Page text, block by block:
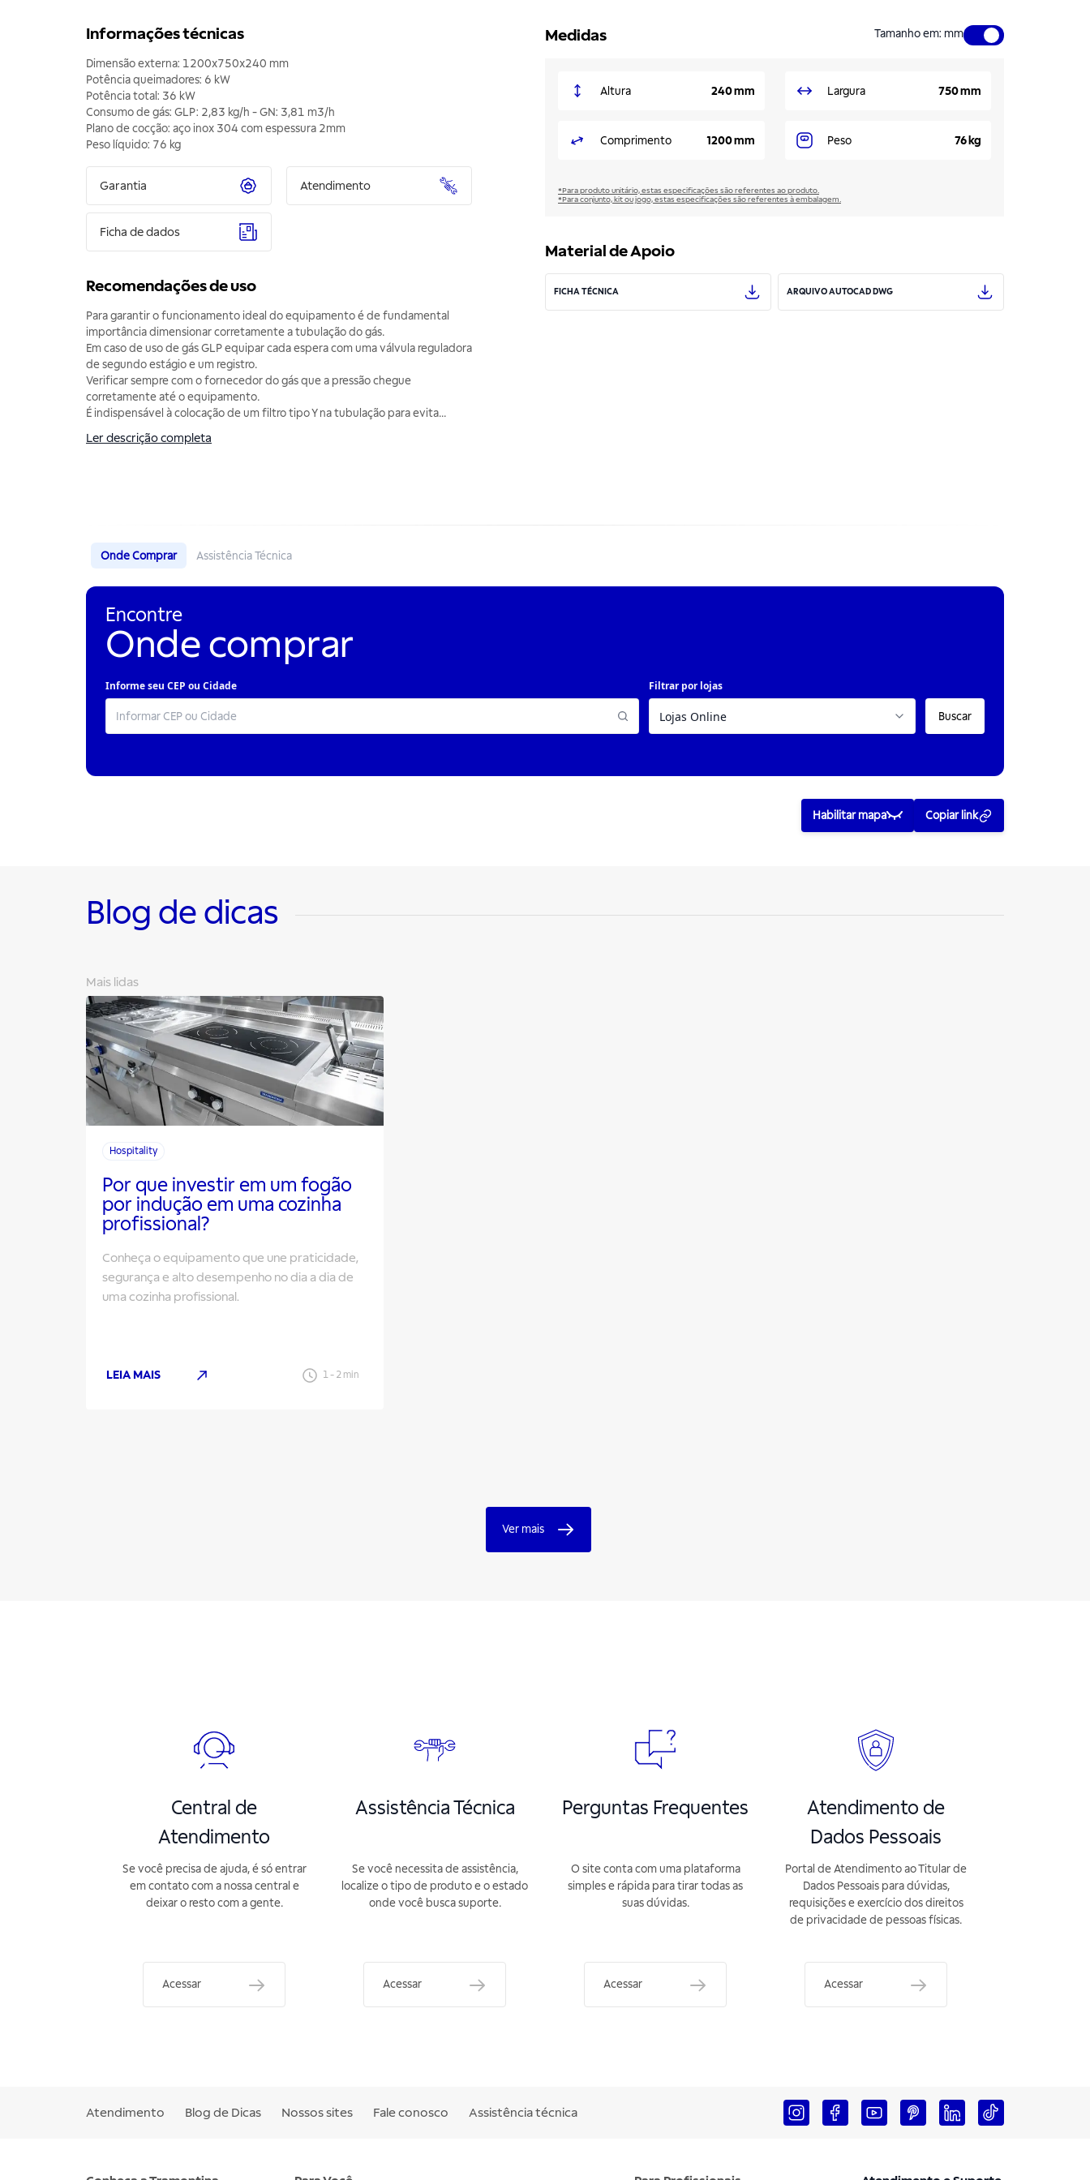
Informações técnicas
Dimensão externa: 1200x750x240 mm
Potência queimadores: 6 kW
Potência total: 36 kW
Consumo de gás: GLP: 2,83 kg/h - GN: 3,81 m3/h
Plano de cocção: aço inox 304 com espessura 2mm
Peso líquido: 76 kg
Garantia Atendimento
Ficha de dados
Recomendações de uso
Para garantir o funcionamento ideal do equipamento é de fundamental
importância dimensionar corretamente a tubulação do gás.
Em caso de uso de gás GLP equipar cada espera com uma válvula reguladora
de segundo estágio e um registro.
Verificar sempre com o fornecedor do gás que a pressão chegue
corretamente até o equipamento.
É indispensável à colocação de um filtro tipo Y na tubulação para evita...
Ler descrição completa
Medidas Tamanho em: mm
Altura 240 mm Largura 750 mm
Comprimento 1200 mm Peso 76 kg
*Para produto unitário, estas especificações são referentes ao produto.
*Para conjunto, kit ou jogo, estas especificações são referentes à embalagem.
Material de Apoio
FICHA TÉCNICA ARQUIVO AUTOCAD DWG
Onde Comprar Assistência Técnica
Encontre
Onde comprar
Informe seu CEP ou Cidade Filtrar por lojas
Buscar
Habilitar mapa Copiar link
Blog de dicas
Mais lidas
Hospitality
Por que investir em um fogão
por indução em uma cozinha
profissional?
Conheça o equipamento que une praticidade,
segurança e alto desempenho no dia a dia de
uma cozinha profissional.
LEIA MAIS 1- 2min
Ver mais
Central de
Atendimento
Se você precisa de ajuda, é só entrar
em contato com a nossa central e
deixar o resto com a gente.
Acessar
Assistência Técnica
Se você necessita de assistência,
localize o tipo de produto e o estado
onde você busca suporte.
Acessar
Perguntas Frequentes
O site conta com uma plataforma
simples e rápida para tirar todas as
suas dúvidas.
Acessar
Atendimento de
Dados Pessoais
Portal de Atendimento ao Titular de
Dados Pessoais para dúvidas,
requisições e exercício dos direitos
de privacidade de pessoas físicas.
Acessar
Atendimento Blog de Dicas Nossos sites Fale conosco Assistência técnica